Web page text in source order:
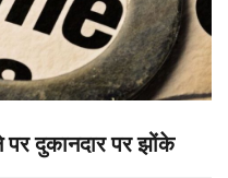
दुकानदार पर झोंके